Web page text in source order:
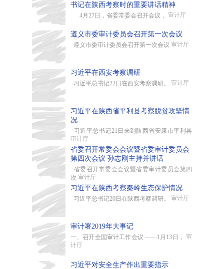
书记在陕西考察时的重要讲话精神
4月27日，省委常委会召开会议， 审计厅
遵义市委审计委员会召开第一次会议
遵义市委审计委员会召开第一次会议 审计厅
习近平在西安考察调研
习近平总书记22日在西安考察调研。 审计厅
习近平在陕西省平利县考察脱贫攻坚情
况
习近平总书记21日来到陕西省安康市平利县
审计厅
省委召开常委会会议暨省委审计委员会
第四次会议 孙志刚主持并讲话
省委召开常委会会议暨省委审计委员会第四
次 审计厅
习近平在陕西考察秦岭生态保护情况
习近平总书记20日在陕西考察调研。 审计厅
审计署2019年大事记
一、召开全国审计工作会议 ——1月13日， 审
计厅
习近平对安全生产作出重要指示